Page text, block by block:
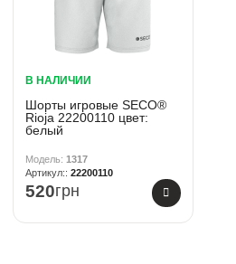
В НАЛИЧИИ
Шорты игровые SECO®
Rioja 22200110 цвет:
белый
1317
22200110
520грн